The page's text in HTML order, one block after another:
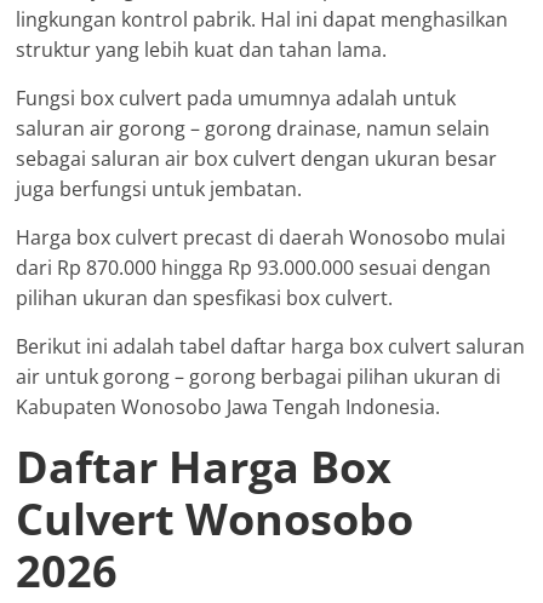
lingkungan kontrol pabrik. Hal ini dapat menghasilkan
struktur yang lebih kuat dan tahan lama.
Fungsi box culvert pada umumnya adalah untuk
saluran air gorong – gorong drainase, namun selain
sebagai saluran air box culvert dengan ukuran besar
juga berfungsi untuk jembatan.
Harga box culvert precast di daerah Wonosobo mulai
dari Rp 870.000 hingga Rp 93.000.000 sesuai dengan
pilihan ukuran dan spesfikasi box culvert.
Berikut ini adalah tabel daftar harga box culvert saluran
air untuk gorong – gorong berbagai pilihan ukuran di
Kabupaten Wonosobo Jawa Tengah Indonesia.
Daftar Harga Box
Culvert Wonosobo
2026